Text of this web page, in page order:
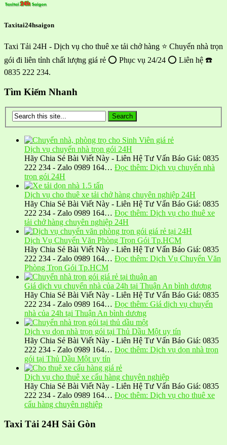
Taxitai24hsaigon
Taxi Tải 24H - Dịch vụ cho thuê xe tải chở hàng ⭐ Chuyển nhà trọn
gói đi liên tỉnh chất lượng giá rẻ ⭕ Phục vụ 24/24 ⭕ Liên hệ ☎️
0835 222 234.
Tìm Kiếm Nhanh
Dịch vụ chuyển nhà trọn gói 24H
Hãy Chia Sẻ Bài Viết Này - Liên Hệ Tư Vấn Báo Giá: 0835
222 234 - Zalo 0989 164… Đọc thêm: Dịch vụ chuyển nhà
trọn gói 24H
Dịch vụ cho thuê xe tải chở hàng chuyên nghiệp 24H
Hãy Chia Sẻ Bài Viết Này - Liên Hệ Tư Vấn Báo Giá: 0835
222 234 - Zalo 0989 164… Đọc thêm: Dịch vụ cho thuê xe
tải chở hàng chuyên nghiệp 24H
Dịch Vụ Chuyển Văn Phòng Trọn Gói Tp.HCM
Hãy Chia Sẻ Bài Viết Này - Liên Hệ Tư Vấn Báo Giá: 0835
222 234 - Zalo 0989 164… Đọc thêm: Dịch Vụ Chuyển Văn
Phòng Trọn Gói Tp.HCM
Giá dịch vụ chuyển nhà của 24h tại Thuận An bình dương
Hãy Chia Sẻ Bài Viết Này - Liên Hệ Tư Vấn Báo Giá: 0835
222 234 - Zalo 0989 164… Đọc thêm: Giá dịch vụ chuyển
nhà của 24h tại Thuận An bình dương
Dịch vụ dọn nhà trọn gói tại Thủ Dầu Một uy tín
Hãy Chia Sẻ Bài Viết Này - Liên Hệ Tư Vấn Báo Giá: 0835
222 234 - Zalo 0989 164… Đọc thêm: Dịch vụ dọn nhà trọn
gói tại Thủ Dầu Một uy tín
Dịch vụ cho thuê xe cẩu hàng chuyên nghiệp
Hãy Chia Sẻ Bài Viết Này - Liên Hệ Tư Vấn Báo Giá: 0835
222 234 - Zalo 0989 164… Đọc thêm: Dịch vụ cho thuê xe
cẩu hàng chuyên nghiệp
Taxi Tải 24H Sài Gòn